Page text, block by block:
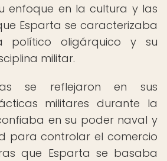
enfoque en la cultura y las
Esparta se caracterizaba
político oligárquico y su
militar.
se reflejaron en sus
militares durante la
en su poder naval y
para controlar el comercio
que Esparta se basaba